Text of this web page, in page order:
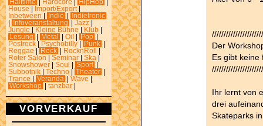
Halftime
Hardcore HipHop
House
Import/Export
Inbetween
Indie
Indietronic
Infoveranstaltung Jazz
Jungle
Kleine Bühne Klub
Lesung
Metal Oi! Pop
Postrock
Psychobilly Punk
Reggae
Rock RocknRoll
Roter Salon
Seminar Ska
Snowshower
Soul Sport
Subbotnik
Techno Theater
Trance
Veranda Wave
Workshop
tanzbar
VORVERKAUF
Der
Es gibt keine
Ihr lernt von
drei
Skateparks